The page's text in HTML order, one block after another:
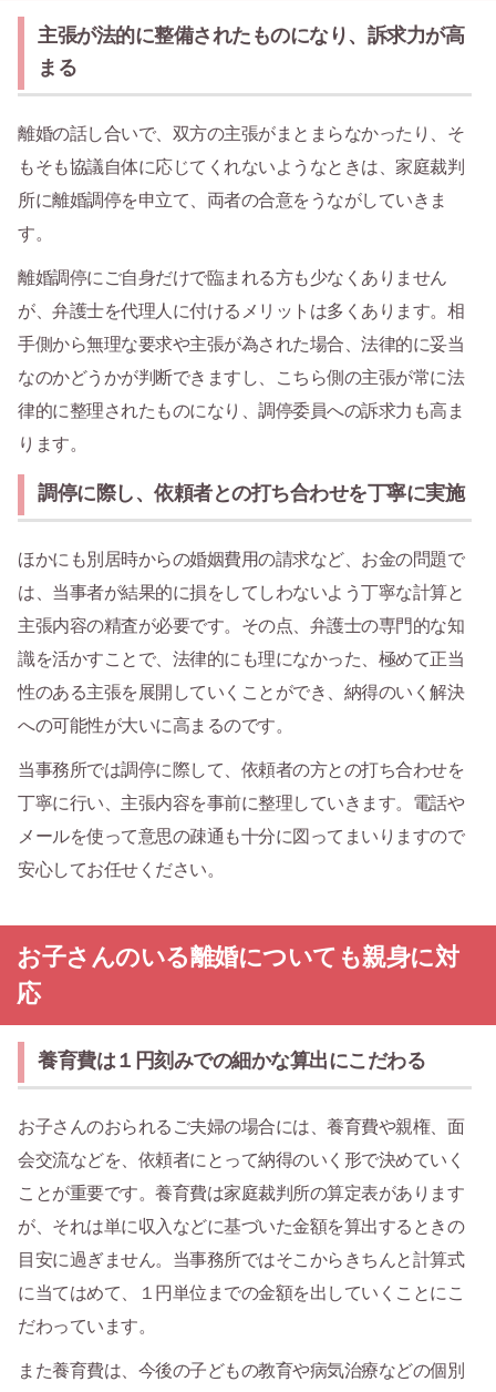
主張が法的に整備されたものになり、訴求力が高
まる
離婚の話し合いで、双方の主張がまとまらなかったり、そ
もそも協議自体に応じてくれないようなときは、家庭裁判
所に離婚調停を申立て、両者の合意をうながしていきま
す。
離婚調停にご自身だけで臨まれる方も少なくありません
が、弁護士を代理人に付けるメリットは多くあります。相
手側から無理な要求や主張が為された場合、法律的に妥当
なのかどうかが判断できますし、こちら側の主張が常に法
律的に整理されたものになり、調停委員への訴求力も高ま
ります。
調停に際し、依頼者との打ち合わせを丁寧に実施
ほかにも別居時からの婚姻費用の請求など、お金の問題で
は、当事者が結果的に損をしてしわないよう丁寧な計算と
主張内容の精査が必要です。その点、弁護士の専門的な知
識を活かすことで、法律的にも理になかった、極めて正当
性のある主張を展開していくことができ、納得のいく解決
への可能性が大いに高まるのです。
当事務所では調停に際して、依頼者の方との打ち合わせを
丁寧に行い、主張内容を事前に整理していきます。電話や
メールを使って意思の疎通も十分に図ってまいりますので
安心してお任せください。
お子さんのいる離婚についても親身に対
応
養育費は１円刻みでの細かな算出にこだわる
お子さんのおられるご夫婦の場合には、養育費や親権、面
会交流などを、依頼者にとって納得のいく形で決めていく
ことが重要です。養育費は家庭裁判所の算定表があります
が、それは単に収入などに基づいた金額を算出するときの
目安に過ぎません。当事務所ではそこからきちんと計算式
に当てはめて、１円単位までの金額を出していくことにこ
だわっています。
また養育費は、今後の子どもの教育や病気治療などの個別